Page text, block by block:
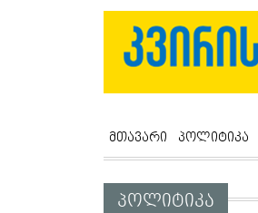
მთავარი პოლიტიკა
პოლიტიკა